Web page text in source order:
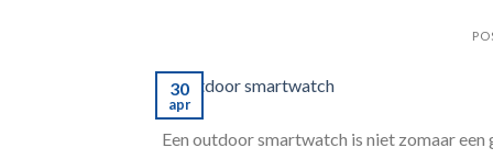
30
apr
Een outdoor smartwatch is niet zomaar